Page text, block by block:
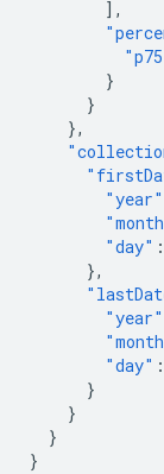
],
}
}
},
"year"
"day" :
},
"year"
"day" :
}
}
}
}